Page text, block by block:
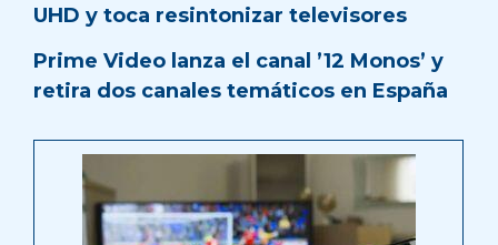
UHD y toca resintonizar televisores
Prime Video lanza el canal ’12 Monos’ y
retira dos canales temáticos en España